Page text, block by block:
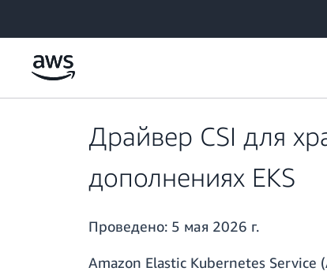
Драйвер CSI для
дополнениях EKS
Проведено: 5 мая 2026 г.
Amazon Elastic Kubernetes Service